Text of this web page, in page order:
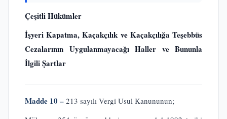
Çeşitli Hükümler
İşyeri Kapatma, Kaçakçılık ve Kaçakçılığa Teşebbüs
Cezalarının Uygulanmayacağı Haller ve Bununla
İlgili Şartlar
Madde 10 – 213 sayılı Vergi Usul Kanununun;